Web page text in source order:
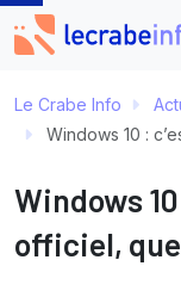
Le Crabe Info
Windows 10 :
Windows
officiel,